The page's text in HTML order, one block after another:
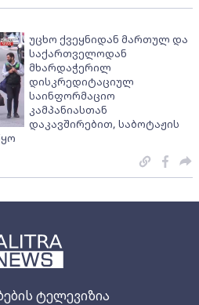
ტელევიზია
უცხო ქვეყნიდან მართულ და
საქართველოდან
მხარდაჭერილ
დისკრედიტაციულ
საინფორმაციო
კამპანიასთან
დაკავშირებით, საბოტაჟის